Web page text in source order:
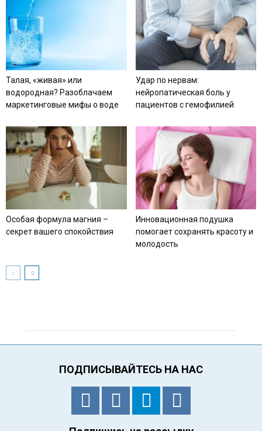
Талая, «живая» или
водородная? Разоблачаем
маркетинговые мифы о воде
Удар по нервам:
нейропатическая боль у
пациентов с гемофилией
Особая формула магния –
секрет вашего спокойствия
Инновационная подушка
помогает сохранять красоту и
молодость
ПОДПИСЫВАЙТЕСЬ НА НАС